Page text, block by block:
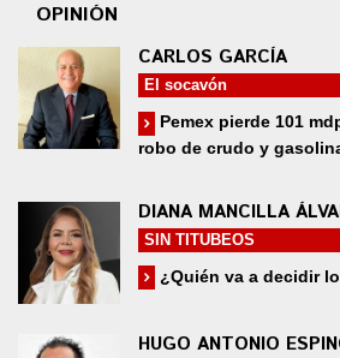
OPINIÓN
CARLOS GARCÍA
El socavón
Pemex pierde 101
robo de crudo y
DIANA MANCILLA
SIN TITUBEOS
¿Quién va a decidir
HUGO ANTONIO